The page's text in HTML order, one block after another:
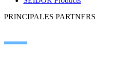
PRINCIPALES PARTNERS